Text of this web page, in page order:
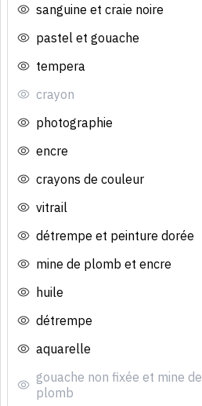
sanguine et craie noire
pastel et gouache
tempera
crayon
photographie
encre
crayons de couleur
vitrail
détrempe et peinture dorée
mine de plomb et encre
huile
détrempe
aquarelle
gouache non fixée et mine de
plomb